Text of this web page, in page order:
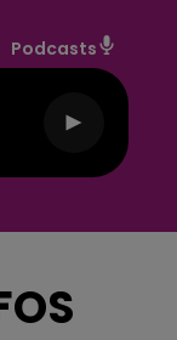
Podcasts